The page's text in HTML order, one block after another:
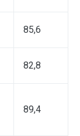
85,6
82,8
89,4